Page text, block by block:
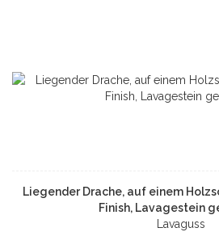
Liegender Drache, auf einem
Finish, Lavagestein
Lavaguss